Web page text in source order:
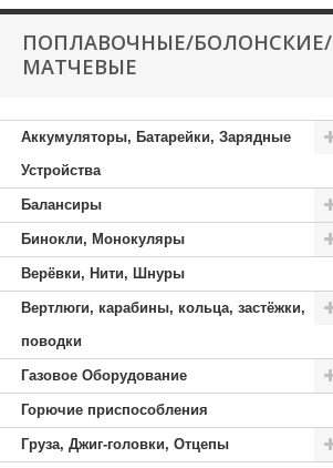
ПОПЛАВОЧНЫЕ/БОЛОНСКИЕ/
МАТЧЕВЫЕ
Аккумуляторы, Батарейки, Зарядные
Устройства
Балансиры
Бинокли, Монокуляры
Верёвки, Нити, Шнуры
Вертлюги, карабины, кольца, застёжки,
поводки
Газовое Оборудование
Горючие приспособления
Груза, Джиг-головки, Отцепы